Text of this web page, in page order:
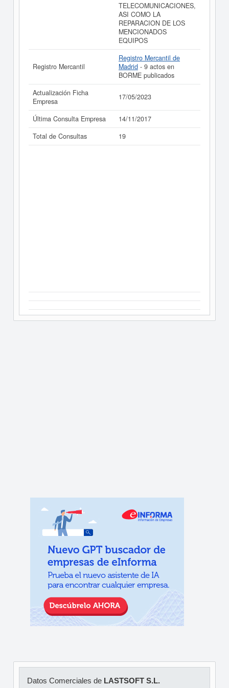
TELECOMUNICACIONES,
ASI COMO LA
REPARACION DE LOS
MENCIONADOS
EQUIPOS
Registro Mercantil
Registro Mercantil de
Madrid - 9 actos en
BORME publicados
Actualización Ficha
Empresa
17/05/2023
Última Consulta Empresa
14/11/2017
Total de Consultas
19
Datos Comerciales de LASTSOFT S.L.